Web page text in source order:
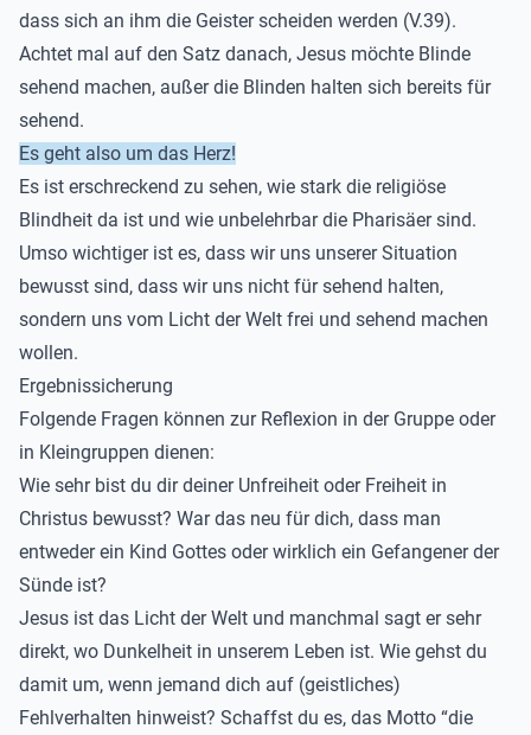
dass sich an ihm die Geister scheiden werden (V.39).
Achtet mal auf den Satz danach, Jesus möchte Blinde
sehend machen, außer die Blinden halten sich bereits für
sehend.
Es geht also um das Herz!
Es ist erschreckend zu sehen, wie stark die religiöse
Blindheit da ist und wie unbelehrbar die Pharisäer sind.
Umso wichtiger ist es, dass wir uns unserer Situation
bewusst sind, dass wir uns nicht für sehend halten,
sondern uns vom Licht der Welt frei und sehend machen
wollen.
Ergebnissicherung
Folgende Fragen können zur Reflexion in der Gruppe oder
in Kleingruppen dienen:
Wie sehr bist du dir deiner Unfreiheit oder Freiheit in
Christus bewusst? War das neu für dich, dass man
entweder ein Kind Gottes oder wirklich ein Gefangener der
Sünde ist?
Jesus ist das Licht der Welt und manchmal sagt er sehr
direkt, wo Dunkelheit in unserem Leben ist. Wie gehst du
damit um, wenn jemand dich auf (geistliches)
Fehlverhalten hinweist? Schaffst du es, das Motto “die